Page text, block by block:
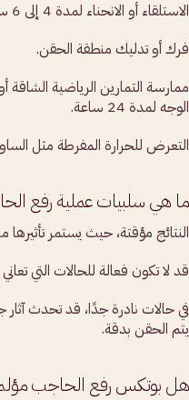
الاستلقاء أو الانحناء لمدة 4 إلى 6 ساعات.
فرك أو تدليك منطقة الحقن.
ممارسة التمارين الرياضية الشاقة
الوجه لمدة 24 ساعة.
التعرض للحرارة المفرطة مثل
ما هي سلبيات عملية رفع
النتائج مؤقتة، حيث يستمر تأثيرها من 3 إلى 6 أشهر
قد لا تكون فعالة للحالات التي
في حالات نادرة جدًا، قد تحدث
يتم الحقن بدقة.
هل بوتكس رفع الحاجب